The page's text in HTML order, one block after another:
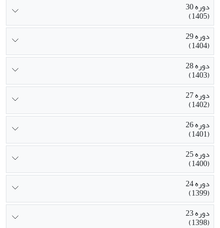
دوره 30
(1405)
دوره 29
(1404)
دوره 28
(1403)
دوره 27
(1402)
دوره 26
(1401)
دوره 25
(1400)
دوره 24
(1399)
دوره 23
(1398)